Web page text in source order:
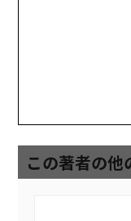
この著者の他